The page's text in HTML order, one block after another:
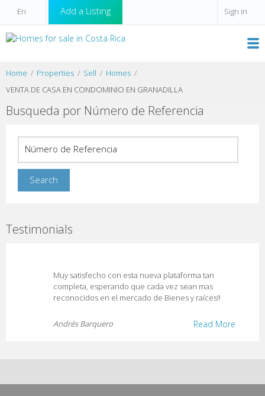
Add a Listing Sign in
Home Properties Sell
Homes
VENTA DE CASA EN CONDOMINIO EN GRANADILLA
Busqueda por Número de Referencia
Testimonials
Muy satisfecho con esta nueva plataforma tan
completa, esperando que cada vez sean mas
reconocidos en el mercado de Bienes y raíces!!
Read More
Andrés Barquero